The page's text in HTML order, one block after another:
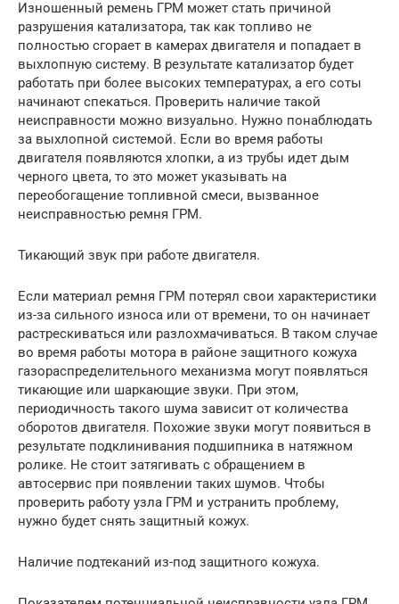
Изношенный ремень ГРМ может стать причиной
разрушения катализатора, так как топливо не
полностью сгорает в камерах двигателя и попадает в
выхлопную систему. В результате катализатор будет
работать при более высоких температурах, а его соты
начинают спекаться. Проверить наличие такой
неисправности можно визуально. Нужно понаблюдать
за выхлопной системой. Если во время работы
двигателя появляются хлопки, а из трубы идет дым
черного цвета, то это может указывать на
переобогащение топливной смеси, вызванное
неисправностью ремня ГРМ.
Тикающий звук при работе двигателя.
Если материал ремня ГРМ потерял свои характеристики
из-за сильного износа или от времени, то он начинает
растрескиваться или разлохмачиваться. В таком случае
во время работы мотора в районе защитного кожуха
газораспределительного механизма могут появляться
тикающие или шаркающие звуки. При этом,
периодичность такого шума зависит от количества
оборотов двигателя. Похожие звуки могут появиться в
результате подклинивания подшипника в натяжном
ролике. Не стоит затягивать с обращением в
автосервис при появлении таких шумов. Чтобы
проверить работу узла ГРМ и устранить проблему,
нужно будет снять защитный кожух.
Наличие подтеканий из-под защитного кожуха.